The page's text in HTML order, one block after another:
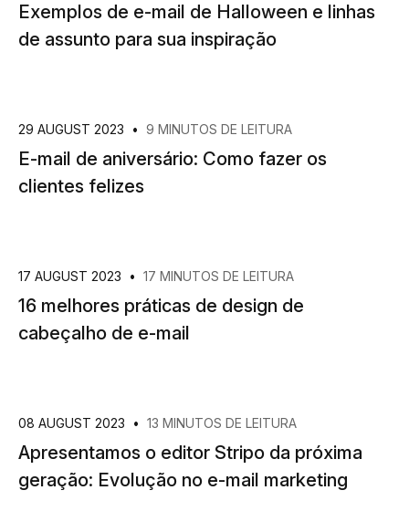
Exemplos de e-mail de Halloween e linhas
de assunto para sua inspiração
29 AUGUST 2023 • 9 MINUTOS DE LEITURA
E-mail de aniversário: Como fazer os
clientes felizes
17 AUGUST 2023 • 17 MINUTOS DE LEITURA
16 melhores práticas de design de
cabeçalho de e-mail
08 AUGUST 2023 • 13 MINUTOS DE LEITURA
Apresentamos o editor Stripo da próxima
geração: Evolução no e-mail marketing